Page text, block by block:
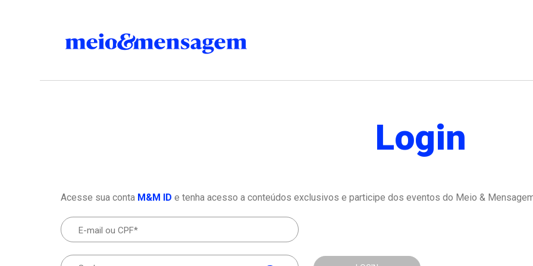
Login
Acesse sua conta M&M ID e tenha acesso a conteúdos exclusivos e participe dos eventos do Meio &